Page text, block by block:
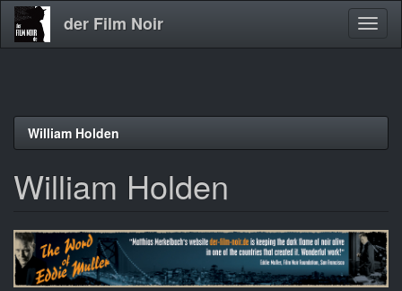
Direkt
der Film Noir
William Holden
William Holden